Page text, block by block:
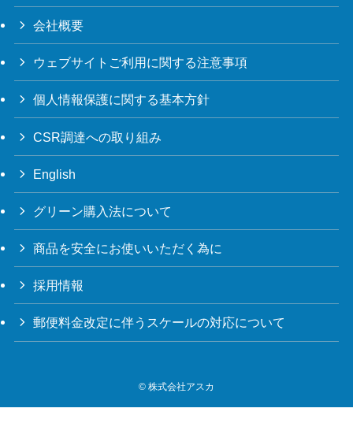
会社概要
ウェブサイトご利用に関する注意事項
個人情報保護に関する基本方針
CSR調達への取り組み
English
グリーン購入法について
商品を安全にお使いいただく為に
採用情報
郵便料金改定に伴うスケールの対応について
© 株式会社アスカ